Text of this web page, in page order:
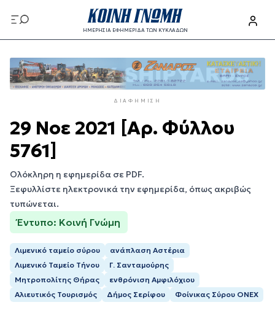
προς
το
περιεχόμενο
ΗΜΕΡΗΣΙΑ ΕΦΗΜΕΡΙΔΑ ΤΩΝ ΚΥΚΛΑΔΩΝ
προς
το
κυρίως
ΔΙΑΦΉΜΙΣΗ
29 Νοε 2021 [Αρ. Φύλλου
5761]
Ολόκληρη η εφημερίδα σε PDF.
Ξεφυλλίστε ηλεκτρονικά την εφημερίδα, όπως ακριβώς
τυπώνεται.
Έντυπο: Κοινή Γνώμη
Λιμενικό ταμείο σύρου
ανάπλαση Αστέρια
Λιμενικό Ταμείο Τήνου
Γ. Σανταμούρης
Μητροπολίτης Θήρας
ενθρόνιση Αμφιλόχιου
Αλιευτικός Τουρισμός
Δήμος Σερίφου Φοίνικας Σύρου ΟΝΕΧ